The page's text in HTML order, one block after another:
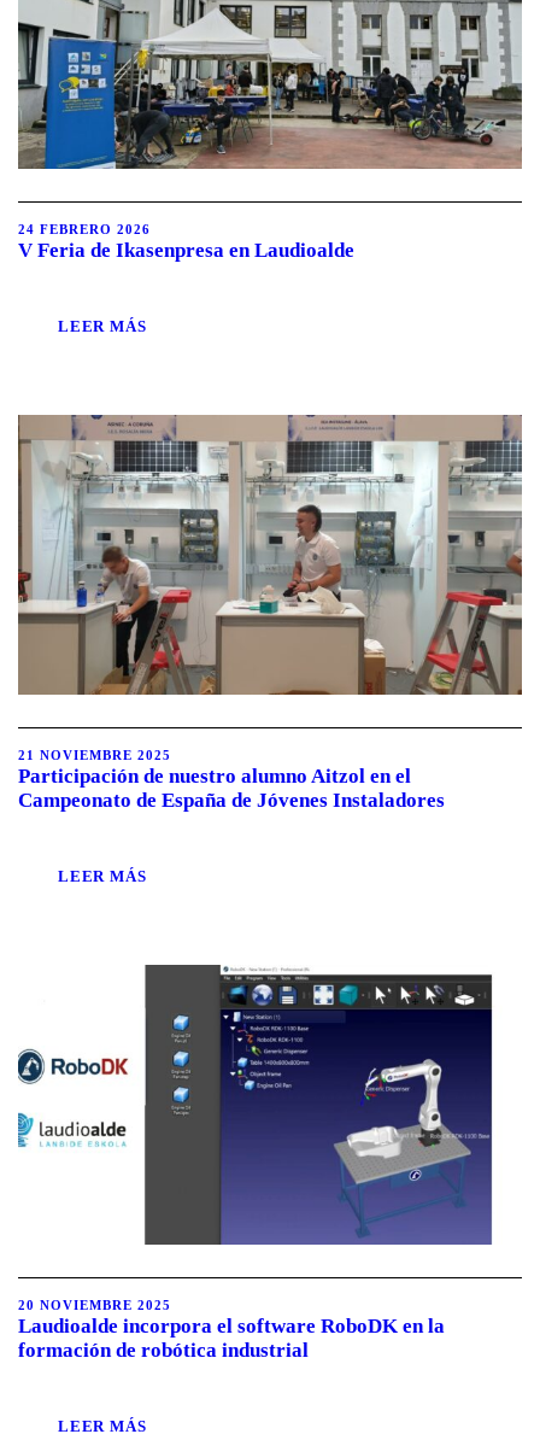
24 FEBRERO 2026
V Feria de Ikasenpresa en Laudioalde
LEER MÁS
21 NOVIEMBRE 2025
Participación de nuestro alumno Aitzol en el
Campeonato de España de Jóvenes Instaladores
LEER MÁS
20 NOVIEMBRE 2025
Laudioalde incorpora el software RoboDK en la
formación de robótica industrial
LEER MÁS